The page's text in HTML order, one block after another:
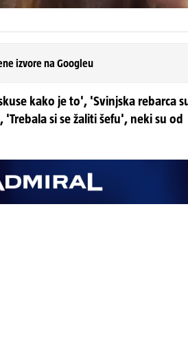
izvore na Googleu
kako je to', 'Svinjska rebarca
si se žaliti šefu', neki su od